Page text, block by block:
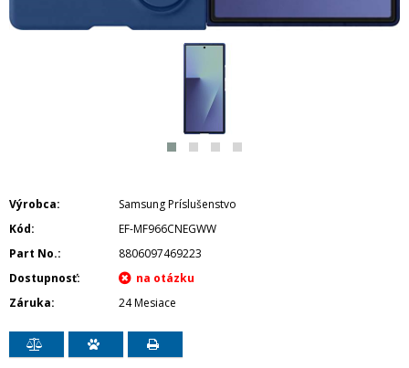
Výrobca
Samsung Príslušenstvo
Kód
EF-MF966CNEGWW
Part No.
8806097469223
Dostupnosť
Záruka
24 Mesiace